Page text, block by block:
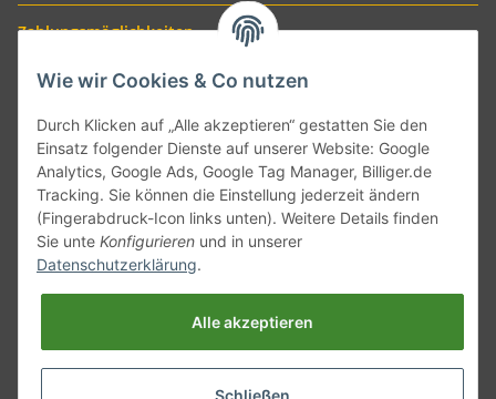
Zahlungsmöglichkeiten
Versand mit
Wie wir Cookies & Co nutzen
Durch Klicken auf „Alle akzeptieren“ gestatten Sie den
Einsatz folgender Dienste auf unserer Website: Google
Analytics, Google Ads, Google Tag Manager, Billiger.de
Tracking. Sie können die Einstellung jederzeit ändern
(Fingerabdruck-Icon links unten). Weitere Details finden
Sie unte Konfigurieren und in unserer
Datenschutzerklärung.
Alle akzeptieren